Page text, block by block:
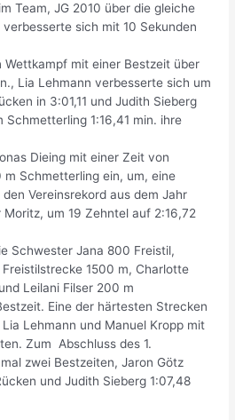
Team, JG 2010 über die gleiche
sich mit 10 Sekunden
Wettkampf mit einer Bestzeit über
Lia Lehmann verbesserte sich um
in 3:01,11 und Judith Sieberg
Schmetterling 1:16,41 min. ihre
Dieing mit einer Zeit von
Schmetterling ein, um, eine
Vereinsrekord aus dem Jahr
um 19 Zehntel auf 2:16,72
Schwester Jana 800 Freistil,
1500 m, Charlotte
Leilani Filser 200 m
Eine der härtesten Strecken
Lehmann und Manuel Kropp mit
Zum Abschluss des 1.
zwei Bestzeiten, Jaron Götz
und Judith Sieberg 1:07,48